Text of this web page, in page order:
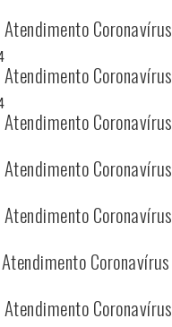
Coronavírus
Coronavírus
Coronavírus
Coronavírus
Coronavírus
Coronavírus
Coronavírus